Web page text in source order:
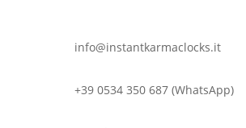
info@instantkarmaclocks.it
+39 0534 350 687 (WhatsApp)